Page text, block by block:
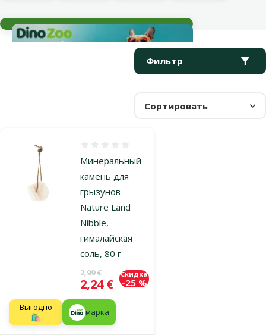
Фильтр
Сортировать
Продукты в категории Минеральные блоки
Минеральный
камень для
грызунов –
Nature Land
Nibble,
гималайская
соль, 80 г
Исходная цена
2,99 €
Цена
2,24 €
Скидка
-25 %
Выгодно
🛍️
марка